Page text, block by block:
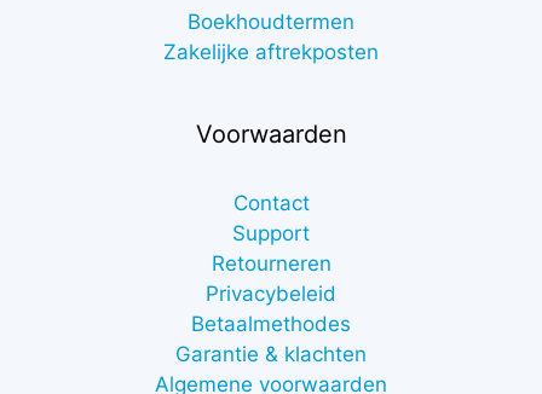
Boekhoudtermen
Zakelijke aftrekposten
Voorwaarden
Contact
Support
Retourneren
Privacybeleid
Betaalmethodes
Garantie & klachten
Algemene voorwaarden